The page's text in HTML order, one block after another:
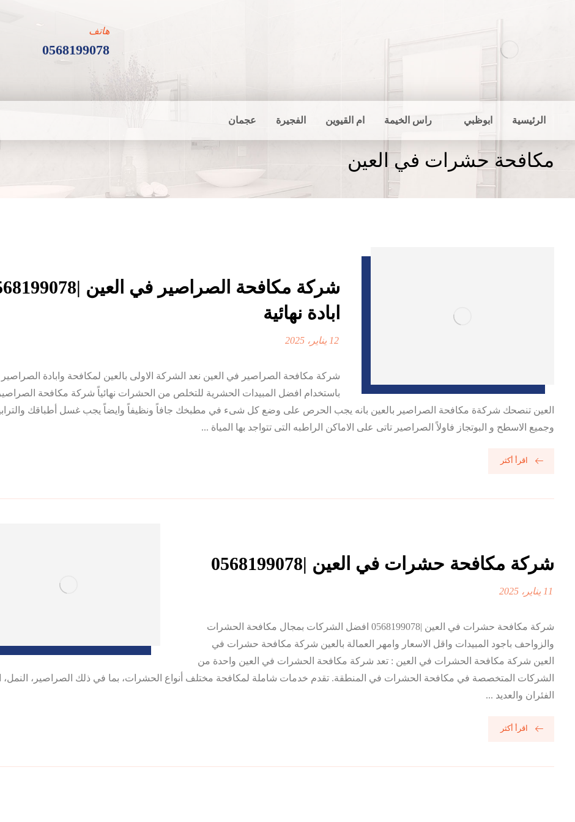
هاتف
0568199078
الرئيسية ابوظبي راس الخيمة ام القيوين الفجيرة عجمان
مكافحة حشرات في العين
ابادة نهائية
12 يناير، 2025
شركة مكافحة الصراصير في العين نعد الشركة الاولى بالعين لمكافحة وابادة الصراصير
باستخدام افضل المبيدات الحشرية للتخلص من الحشرات نهائياً شركة مكافحة
العين تنصحك شركةة مكافحة الصراصير بالعين بانه يجب الحرص على وضع كل شىء في مطبخك جافاً ونظيفاً وايضاً يجب غسل أطباقك
وجميع الاسطح و البوتجاز فاولاً الصراصير تاتى على الاماكن الراطبه التى تتواجد بها المياة ...
اقرأ أكثر
شركة مكافحة حشرات في العين |0568199078
11 يناير، 2025
شركة مكافحة حشرات في العين |0568199078 افضل الشركات بمجال مكافحة الحشرات
والزواحف باجود المبيدات واقل الاسعار وامهر العمالة بالعين شركة مكافحة حشرات في
العين شركة مكافحة الحشرات في العين : تعد شركة مكافحة الحشرات في العين واحدة من
الشركات المتخصصة في مكافحة الحشرات في المنطقة. تقدم خدمات شاملة لمكافحة مختلف أنواع الحشرات، بما في ذلك الصراصير، النمل،
الفئران والعديد ...
اقرأ أكثر